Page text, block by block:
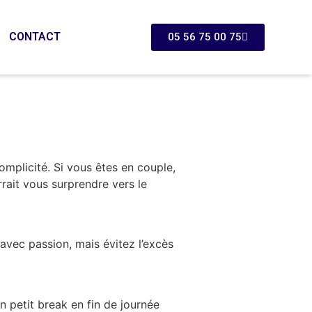
CONTACT 05 56 75 00 75
Si vous êtes en couple,
vous surprendre vers le
passion, mais évitez l’excès
petit break en fin de journée